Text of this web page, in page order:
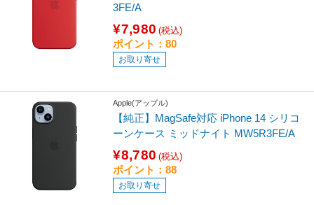
3FE/A
¥7,980 (税込)
ポイント：80
お取り寄せ
Apple(アップル)
【純正】MagSafe対応 iPhone 14 シリコ
ーンケース ミッドナイト MW5R3FE/A
¥8,780 (税込)
ポイント：88
お取り寄せ